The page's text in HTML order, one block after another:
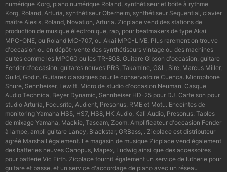
numérique Korg, piano numérique Roland, synthétiseur et boîte à rythme
Korg, Roland, Arturia, synthétiseur Oberheim, synthétiseur Sequential, clavier
maître Alesis, Roland, Novation, Arturia. Zicplace vend des stations de
production de musique électronique, rap, pour beatmakers de type Akai
MPC-ONE, ou Roland MC-707, ou Akai MPC-LIVE. Plus rarement on trouve
d'occasion ou en dépôt-vente des synthétiseurs vintage ou des machines
cultes comme les MPC60 ou les TR-808. Guitare Gibson d'occasion, guitare
Fender d'occasion, guitares neuves PRS, Takamine, G&L, Sire, Marcus Miller,
Guild, Godin. Guitares classiques pour le conservatoire Cuenca. Microphone
Shure, Sennheiser, Lewitt. Micro de studio d'occasion Neuman. Casque
Audio Technica, Beyer Dynamic, Sennheiser HD-25 pour DJ. Carte son pour
studio Arturia, Focusrite, Audient, Presonus, RME et Motu. Enceintes de
monitoring Yamaha HS5, HS7, HS8, HK Audio, Kali Audio, Presonus. Tables
de mixage Yamaha, Mackie, Tascam, Zoom. Amplificateur d'occasion Fender
à lampe, ampli guitare Laney, Blackstar, GRBass, . Zicplace est distributeur
agréé Marshall également. Le magasin de musique Zicplace vend également
des batteries neuves Canopus, Mapex, Ludwig ainsi que des accessoires
pour batterie Vic Firth. Zicplace fournit également un service de lutherie pour
guitare et basse, et un service d'accordage de piano avec un réseau